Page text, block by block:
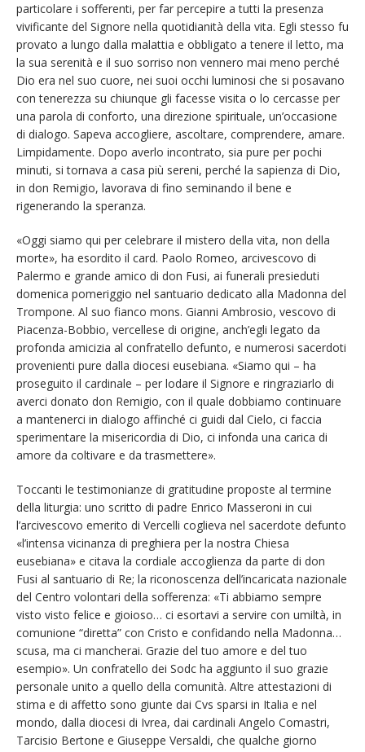
particolare i sofferenti, per far percepire a tutti la presenza
vivificante del Signore nella quotidianità della vita. Egli stesso fu
provato a lungo dalla malattia e obbligato a tenere il letto, ma
la sua serenità e il suo sorriso non vennero mai meno perché
Dio era nel suo cuore, nei suoi occhi luminosi che si posavano
con tenerezza su chiunque gli facesse visita o lo cercasse per
una parola di conforto, una direzione spirituale, un’occasione
di dialogo. Sapeva accogliere, ascoltare, comprendere, amare.
Limpidamente. Dopo averlo incontrato, sia pure per pochi
minuti, si tornava a casa più sereni, perché la sapienza di Dio,
in don Remigio, lavorava di fino seminando il bene e
rigenerando la speranza.
«Oggi siamo qui per celebrare il mistero della vita, non della
morte», ha esordito il card. Paolo Romeo, arcivescovo di
Palermo e grande amico di don Fusi, ai funerali presieduti
domenica pomeriggio nel santuario dedicato alla Madonna del
Trompone. Al suo fianco mons. Gianni Ambrosio, vescovo di
Piacenza-Bobbio, vercellese di origine, anch’egli legato da
profonda amicizia al confratello defunto, e numerosi sacerdoti
provenienti pure dalla diocesi eusebiana. «Siamo qui – ha
proseguito il cardinale – per lodare il Signore e ringraziarlo di
averci donato don Remigio, con il quale dobbiamo continuare
a mantenerci in dialogo affinché ci guidi dal Cielo, ci faccia
sperimentare la misericordia di Dio, ci infonda una carica di
amore da coltivare e da trasmettere».
Toccanti le testimonianze di gratitudine proposte al termine
della liturgia: uno scritto di padre Enrico Masseroni in cui
l’arcivescovo emerito di Vercelli coglieva nel sacerdote defunto
«l’intensa vicinanza di preghiera per la nostra Chiesa
eusebiana» e citava la cordiale accoglienza da parte di don
Fusi al santuario di Re; la riconoscenza dell’incaricata nazionale
del Centro volontari della sofferenza: «Ti abbiamo sempre
visto visto felice e gioioso… ci esortavi a servire con umiltà, in
comunione “diretta” con Cristo e confidando nella Madonna…
scusa, ma ci mancherai. Grazie del tuo amore e del tuo
esempio». Un confratello dei Sodc ha aggiunto il suo grazie
personale unito a quello della comunità. Altre attestazioni di
stima e di affetto sono giunte dai Cvs sparsi in Italia e nel
mondo, dalla diocesi di Ivrea, dai cardinali Angelo Comastri,
Tarcisio Bertone e Giuseppe Versaldi, che qualche giorno